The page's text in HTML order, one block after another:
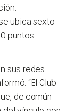
ubica sexto
puntos.
sus redes
“El Club
de común